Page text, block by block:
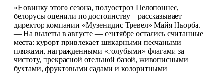
«Новинку этого сезона, полуостров Пелопоннес,
белорусы оценили по достоинству – рассказывает
директор компании «Музенидис Тревел» Майя Ньорба.
— На вылеты в августе — сентябре остались считанные
места: курорт привлекает шикарными песчаными
пляжами, награжденными «голубыми» флагами за
чистоту, прекрасной отельной базой, живописными
бухтами, фруктовыми садами и колоритными